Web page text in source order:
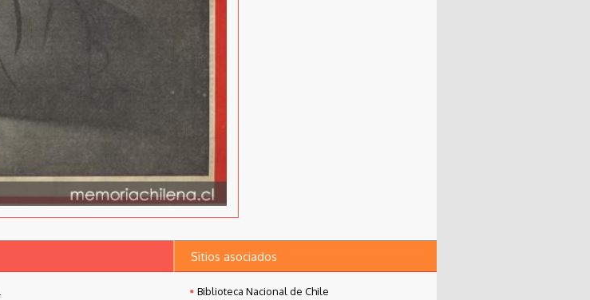
Sitios asociados
Biblioteca Nacional de Chile